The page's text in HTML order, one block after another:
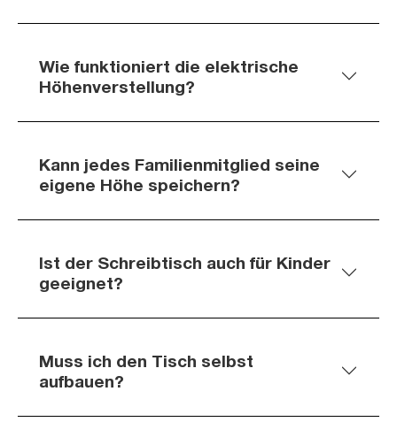
Wie funktioniert die elektrische
Höhenverstellung?
Kann jedes Familienmitglied seine
eigene Höhe speichern?
Ist der Schreibtisch auch für Kinder
geeignet?
Muss ich den Tisch selbst
aufbauen?